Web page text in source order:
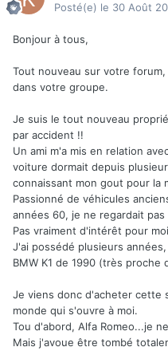
Posté(e) le 30 Août
Bonjour à tous,
Tout nouveau sur votre
dans votre groupe.
Je suis le tout nouveau
par accident !!
Un ami m'a mis en relation
voiture dormait depuis
connaissant mon gout pour la
Passionné de véhicules
années 60, je ne regardait
Pas vraiment d'intérêt pour
J'ai possédé plusieurs
BMW K1 de 1990 (très proche
Je viens donc d'acheter cette
monde qui s'ouvre à moi.
Tou d'abord, Alfa Romeo...je
Mais j'avoue être tombé